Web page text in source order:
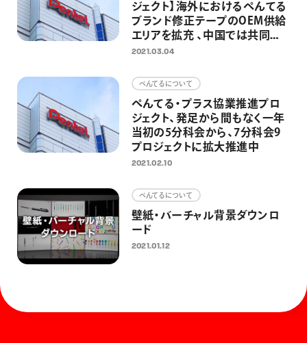
ジェクト】海外におけるぺんてる
ブランド修正テープのOEM供給
エリアを拡充 、中国では共同見
本市を開催、ゆるキャラ柄の両
2021.03.04
ぺんてるについて
ぺんてる・プラス協業推進プロ
ジェクト、発足から間もなく一年
当初の5分科会から、7分科会9
プロジェクトに拡大推進中
2021.02.10
ぺんてるについて
壁紙・バーチャル背景ダウンロ
ード
2021.01.12